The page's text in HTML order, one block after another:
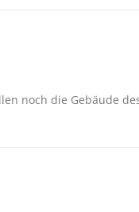
noch die Gebäude